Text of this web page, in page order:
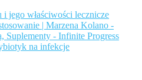
i jego właściwości lecznicze
| Marzena Kolano -
Suplementy - Infinite Progress
na infekcje